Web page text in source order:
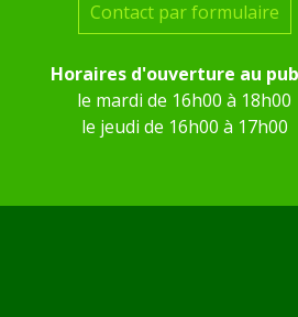
Contact par formulaire
Horaires d'ouverture au
le mardi de 16h00 à 18h00
le jeudi de 16h00 à 17h00